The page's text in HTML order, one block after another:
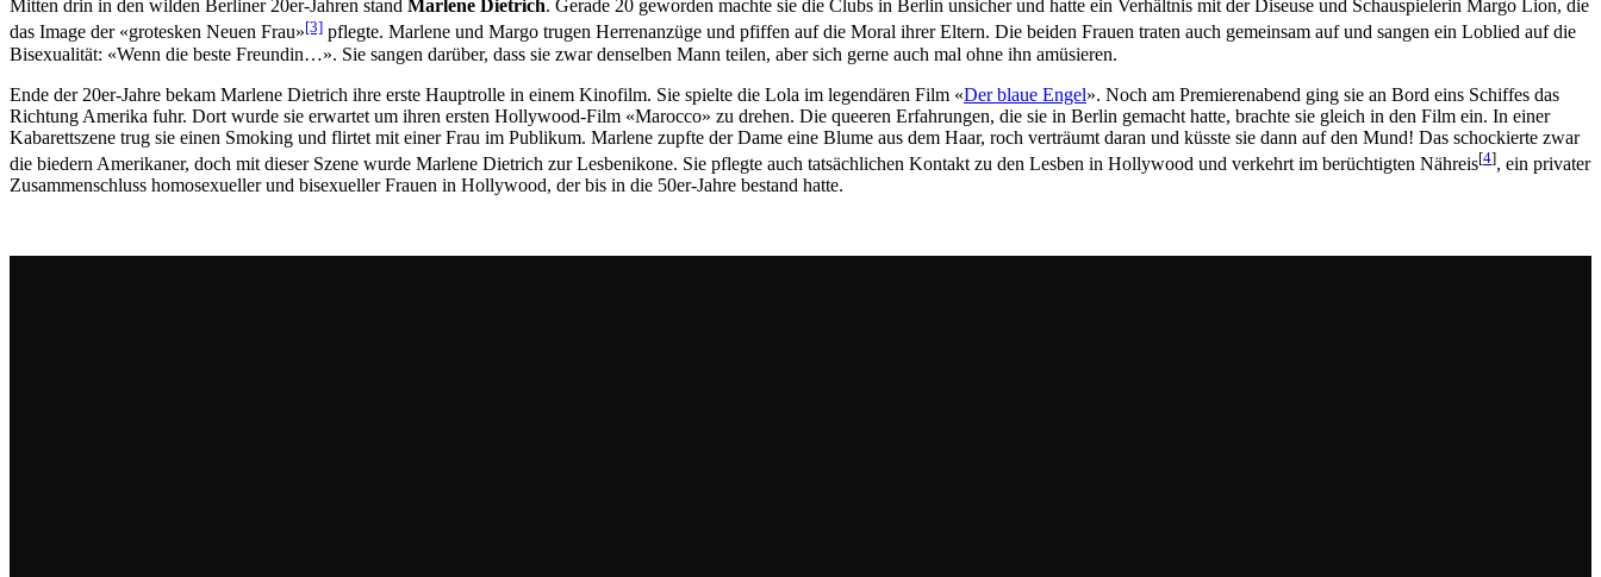
Mitten drin in den wilden Berliner 20er-Jahren stand Marlene Dietrich. Gerade 20 geworden machte sie die Clubs in Berlin unsicher und hatte ein Verhältnis mit der Diseuse und Schauspielerin Margo Lion, die
das Image der «grotesken Neuen Frau»[3] pflegte. Marlene und Margo trugen Herrenanzüge und pfiffen auf die Moral ihrer Eltern. Die beiden Frauen traten auch gemeinsam auf und sangen ein Loblied auf die
Bisexualität: «Wenn die beste Freundin…». Sie sangen darüber, dass sie zwar denselben Mann teilen, aber sich gerne auch mal ohne ihn amüsieren.
Ende der 20er-Jahre bekam Marlene Dietrich ihre erste Hauptrolle in einem Kinofilm. Sie spielte die Lola im legendären Film «Der blaue Engel». Noch am Premierenabend ging sie an Bord eins Schiffes das
Richtung Amerika fuhr. Dort wurde sie erwartet um ihren ersten Hollywood-Film «Marocco» zu drehen. Die queeren Erfahrungen, die sie in Berlin gemacht hatte, brachte sie gleich in den Film ein. In einer
Kabarettszene trug sie einen Smoking und flirtet mit einer Frau im Publikum. Marlene zupfte der Dame eine Blume aus dem Haar, roch verträumt daran und küsste sie dann auf den Mund! Das schockierte zwar
die biedern Amerikaner, doch mit dieser Szene wurde Marlene Dietrich zur Lesbenikone. Sie pflegte auch tatsächlichen Kontakt zu den Lesben in Hollywood und verkehrt im berüchtigten Nähreis[4], ein privater
Zusammenschluss homosexueller und bisexueller Frauen in Hollywood, der bis in die 50er-Jahre bestand hatte.